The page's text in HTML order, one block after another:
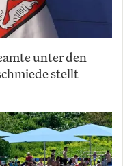
unter den
stellt